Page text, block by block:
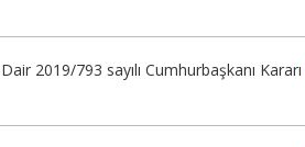
2019/793 sayılı Cumhurbaşkanı Kararı